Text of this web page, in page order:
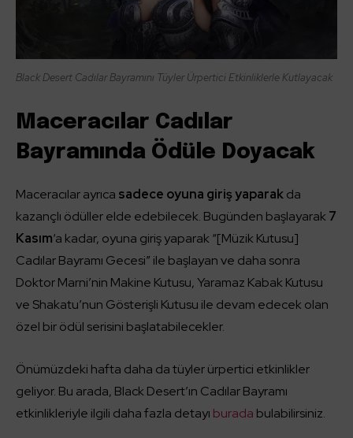
Black Desert Cadılar Bayramını Tüyler Ürpertici Etkinliklerle Kutlayacak
Maceracılar Cadılar
Bayramında Ödüle Doyacak
Maceracılar ayrıca sadece oyuna giriş yaparakda
kazançlı ödüller elde edebilecek. Bugünden başlayarak7
Kasım‘a kadar, oyuna giriş yaparak “[Müzik Kutusu]
Cadılar Bayramı Gecesi” ile başlayan ve daha sonra
Doktor Marni’nin Makine Kutusu, Yaramaz Kabak Kutusu
ve Shakatu’nun Gösterişli Kutusu ile devam edecek olan
özel bir ödül serisini başlatabilecekler.
Önümüzdeki hafta daha da tüyler ürpertici etkinlikler
geliyor. Bu arada, Black Desert’ın Cadılar Bayramı
etkinlikleriyle ilgili daha fazla detayı burada bulabilirsiniz.